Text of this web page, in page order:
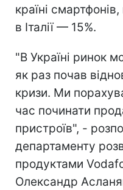
країні
в Італії — 15%.
"В Україні ринок
як раз почав
кризи. Ми
час починати
пристроїв", -
департаменту
продуктами
Олександр